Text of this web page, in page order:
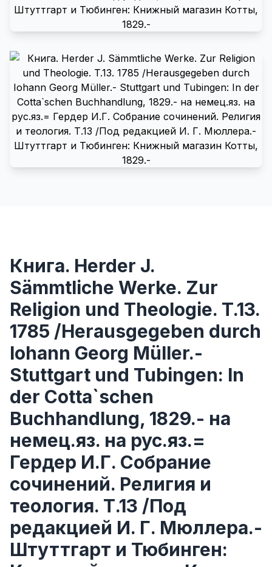
Книга. Herder J.
Sämmtliche Werke. Zur
Religion und Theologie. T.13.
1785 /Herausgegeben durch
Iohann Georg Müller.-
Stuttgart und Tubingen: In
der Cotta`schen
Buchhandlung, 1829.- на
немец.яз. на рус.яз.=
Гердер И.Г. Собрание
сочинений. Религия и
теология. Т.13 /Под
редакцией И. Г. Мюллера.-
Штуттгарт и Тюбинген: